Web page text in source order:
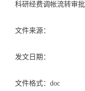
科研经费调帐流转审
文件来源：
发文日期：
文件格式：doc